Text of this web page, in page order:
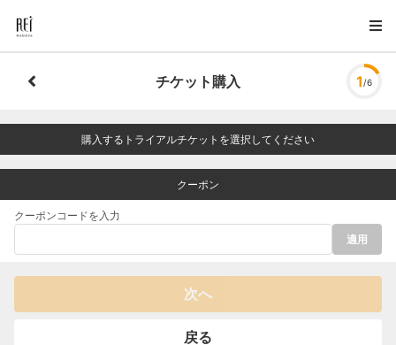
チケット購入 1 /6
購入するトライアルチケットを選択してください
クーポン
クーポンコードを入力
適用
次へ
戻る